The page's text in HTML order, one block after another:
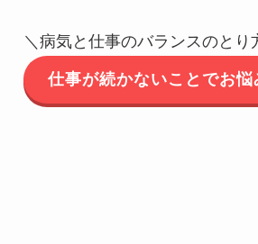
＼病気と仕事のバランスのとり
仕事が続かないことでお悩